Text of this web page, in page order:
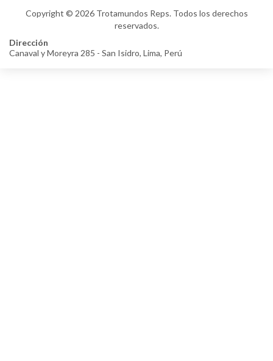
Copyright © 2026 Trotamundos Reps. Todos los derechos
reservados.
Dirección
Canaval y Moreyra 285 - San Isidro, Lima, Perú